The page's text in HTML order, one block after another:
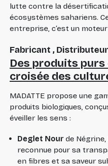
lutte contre la
écosystèmes sahariens.
entreprise, c’est un moteur
Fabricant ,
Des produits purs
croisée des
MADATTE propose une
produits biologiques,
éveiller les sens :
Deglet Nour de
reconnue pour sa
en fibres et sa saveur